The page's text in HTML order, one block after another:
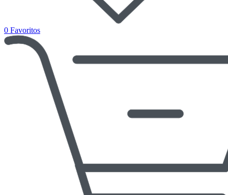
0 Favoritos